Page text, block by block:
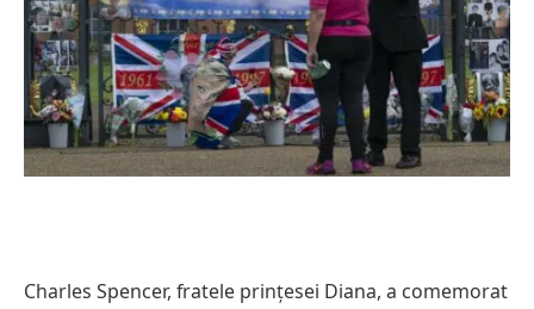
Charles Spencer, fratele prințesei Diana, a comemorat